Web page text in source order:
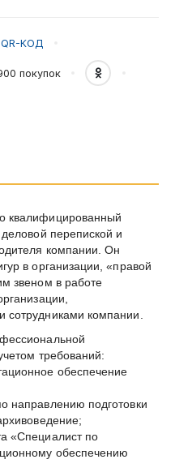
QR-КОД
покупок
квалифицированный
перепиской и
компании. Он
в организации, «правой
звеном в работе
компании.
требований:
обеспечение
направлению подготовки
«Специалист по
обеспечению